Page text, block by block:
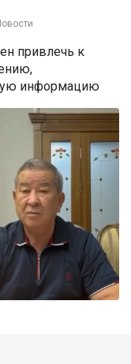
привлечь к
информацию